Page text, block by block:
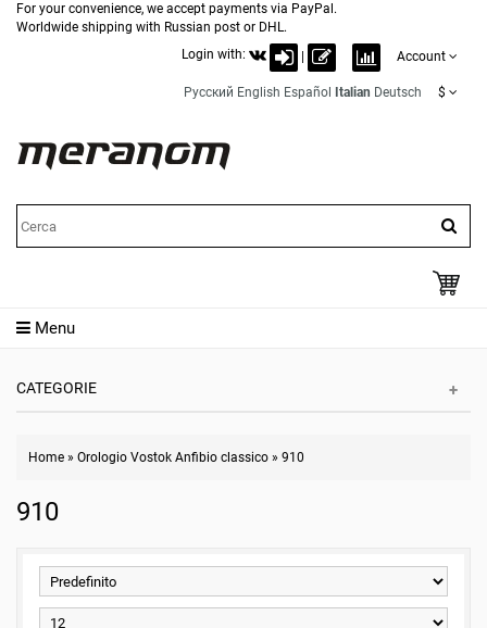
For your convenience, we accept payments via PayPal.
Worldwide shipping with Russian post or DHL.
Login with:
Account
Русский English Español Italian Deutsch $
Menu
CATEGORIE
Home » Orologio Vostok Anfibio classico » 910
910